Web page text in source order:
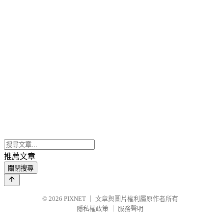
推薦文章
關閉搜尋
© 2026 PIXNET
文章與圖片權利屬原作者所有
隱私權政策
服務聲明